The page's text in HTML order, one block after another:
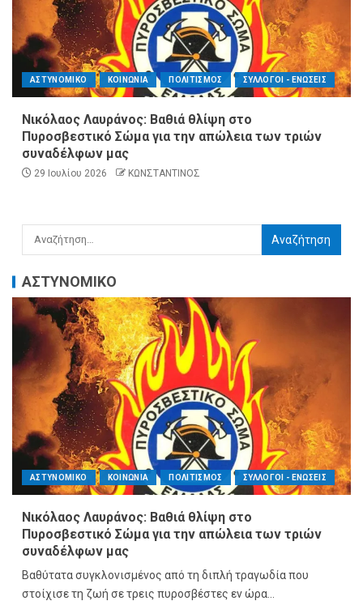
ΑΣΤΥΝΟΜΙΚΟ ΚΟΙΝΩΝΙΑ ΠΟΛΙΤΙΣΜΟΣ ΣΥΛΛΟΓΟΙ - ΕΝΩΣΕΙΣ
Νικόλαος Λαυράνος: Βαθιά θλίψη στο
Πυροσβεστικό Σώμα για την απώλεια των τριών
συναδέλφων μας
29 Ιουλίου 2026 ΚΩΝΣΤΑΝΤΙΝΟΣ
ΑΣΤΥΝΟΜΙΚΟ
ΑΣΤΥΝΟΜΙΚΟ ΚΟΙΝΩΝΙΑ ΠΟΛΙΤΙΣΜΟΣ ΣΥΛΛΟΓΟΙ - ΕΝΩΣΕΙΣ
Νικόλαος Λαυράνος: Βαθιά θλίψη στο
Πυροσβεστικό Σώμα για την απώλεια των τριών
συναδέλφων μας
Βαθύτατα συγκλονισμένος από τη διπλή τραγωδία που
στοίχισε τη ζωή σε τρεις πυροσβέστες εν ώρα...